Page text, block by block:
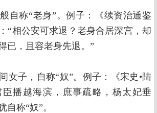
自称“老身”。例子：《续资治通鉴
“相公安可求退？老身合居深宫，却
已，且容老身先退。”
女子，自称“奴”。例子：《宋史•陆
播越海滨，庶事疏略，杨太妃垂
自称“奴”。